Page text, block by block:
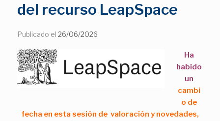
del recurso LeapSpace
Publicado el 26/06/2026
Ha
habido
un
cambi
o de
fecha en esta sesión de valoración y novedades,